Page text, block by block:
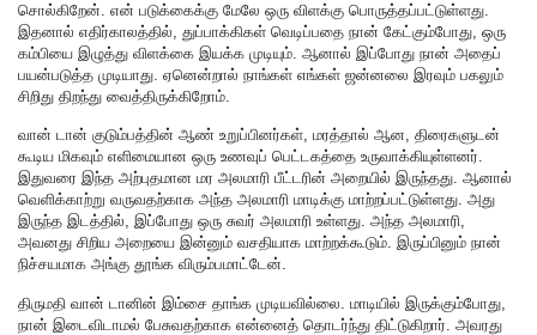
சொல்கிறேன். என் படுக்கைக்கு மேலே ஒரு விளக்கு பொருத்தப்பட்டுள்ளது.
இதனால் எதிர்காலத்தில், துப்பாக்கிகள் வெடிப்பதை நான் கேட்கும்போது, ஒரு
கம்பியை இழுத்து விளக்கை இயக்க முடியும். ஆனால் இப்போது நான் அதைப்
பயன்படுத்த முடியாது. ஏனென்றால் நாங்கள் எங்கள் ஜன்னலை இரவும் பகலும்
சிறிது திறந்து வைத்திருக்கிறோம்.
வான் டான் குடும்பத்தின் ஆண் உறுப்பினர்கள், மரத்தால் ஆன, திரைகளுடன்
கூடிய மிகவும் எளிமையான ஒரு உணவுப் பெட்டகத்தை உருவாக்கியுள்ளனர்.
இதுவரை இந்த அற்புதமான மர அலமாரி பீட்டரின் அறையில் இருந்தது. ஆனால்
வெளிக்காற்று வருவதற்காக அந்த அலமாரி மாடிக்கு மாற்றப்பட்டுள்ளது. அது
இருந்த இடத்தில், இப்போது ஒரு சுவர் அலமாரி உள்ளது. அந்த அலமாரி,
அவனது சிறிய அறையை இன்னும் வசதியாக மாற்றக்கூடும். இருப்பினும் நான்
நிச்சயமாக அங்கு தூங்க விரும்பமாட்டேன்.
திருமதி வான் டானின் இம்சை தாங்க முடியவில்லை. மாடியில் இருக்கும்போது,
நான் இடைவிடாமல் பேசுவதற்காக என்னைத் தொடர்ந்து திட்டுகிறார். அவரது